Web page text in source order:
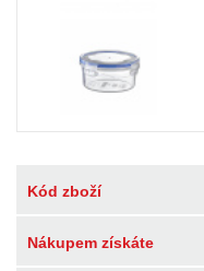
Kód zboží
Nákupem získáte